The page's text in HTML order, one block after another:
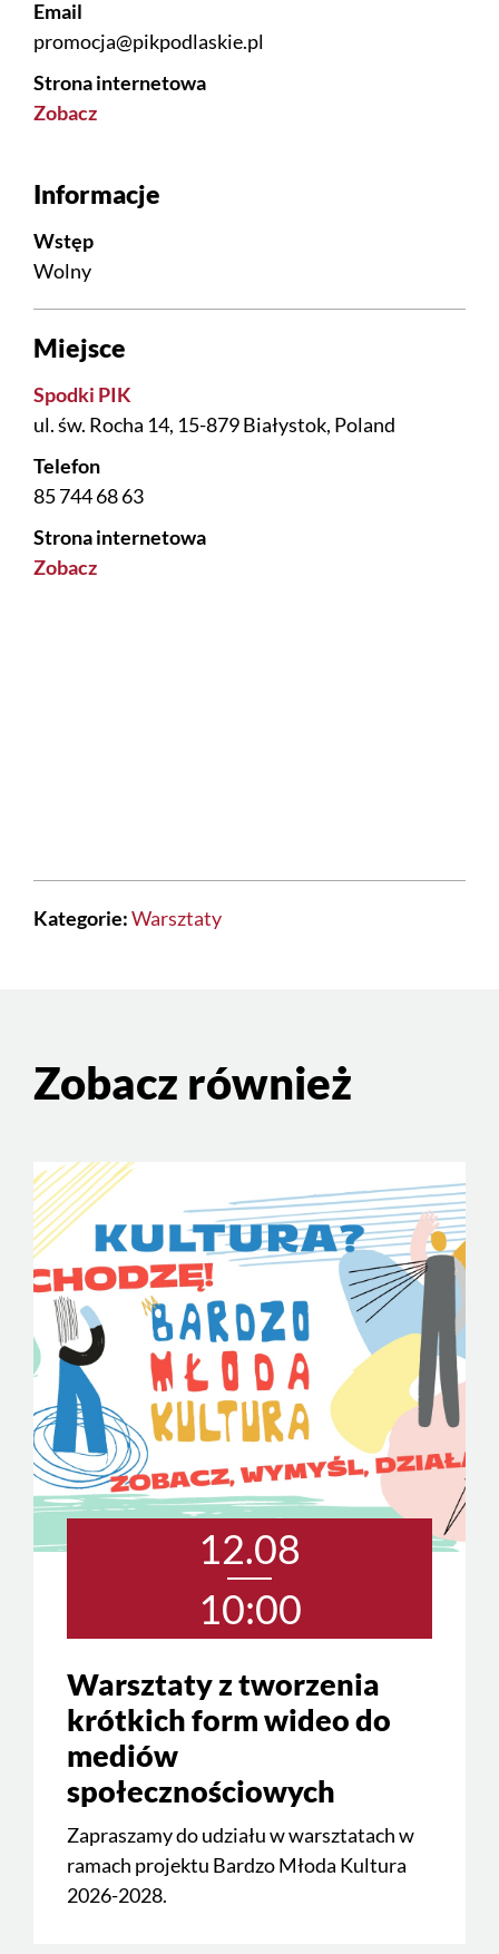
Email
promocja@pikpodlaskie.pl
Strona internetowa
Zobacz
Informacje
Wstęp
Wolny
Miejsce
Spodki PIK
ul. św. Rocha 14, 15-879 Białystok, Poland
Telefon
85 744 68 63
Strona internetowa
Zobacz
Kategorie:Warsztaty
Zobacz również
12.08
10:00
Warsztaty z tworzenia
krótkich form wideo do
mediów
społecznościowych
Zapraszamy do udziału w warsztatach w
ramach projektu Bardzo Młoda Kultura
2026-2028.